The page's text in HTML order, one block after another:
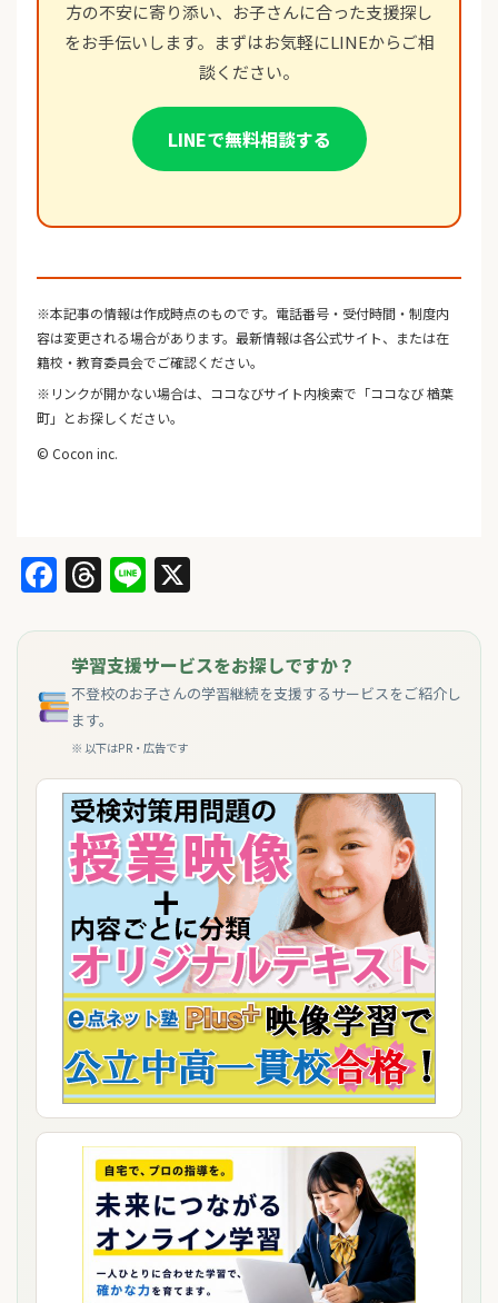
方の不安に寄り添い、お子さんに合った支援探し
をお手伝いします。まずはお気軽にLINEからご相
談ください。
LINEで無料相談する
※本記事の情報は作成時点のものです。電話番号・受付時間・制度内
容は変更される場合があります。最新情報は各公式サイト、または在
籍校・教育委員会でご確認ください。
※リンクが開かない場合は、ココなびサイト内検索で「ココなび 楢葉
町」とお探しください。
© Cocon inc.
Facebook
Threads
Line
学習支援サービスをお探しですか？
不登校のお子さんの学習継続を支援するサービスをご紹介し
ます。
※ 以下はPR・広告です